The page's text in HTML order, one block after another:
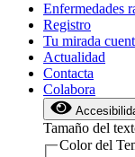
Enfermedades
Registro
Tu mirada
Actualidad
Contacta
Colabora
Tamaño del
Color del